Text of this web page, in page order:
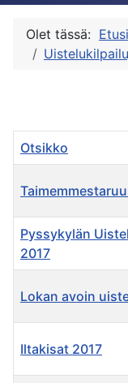
Olet tässä:
Otsikko
Pyssykylän
2017
Lokan avoin
Iltakisat 2017